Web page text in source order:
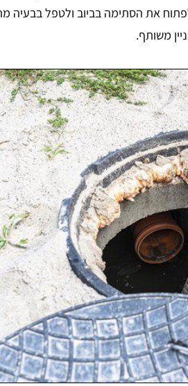
את הסתימה בביוב ולטפל בבעיה
משותף.